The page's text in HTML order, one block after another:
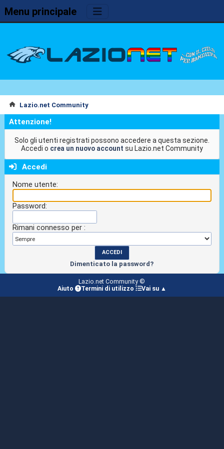
Menu principale
Lazio.net Community
Attenzione!
Solo gli utenti registrati possono accedere a questa sezione.
Accedi o crea un nuovo account su Lazio.net Community
Accedi
Nome utente:
Password:
Rimani connesso per :
Dimenticato la password?
Lazio.net Community ©
Aiuto
Termini di utilizzo Vai su ▲